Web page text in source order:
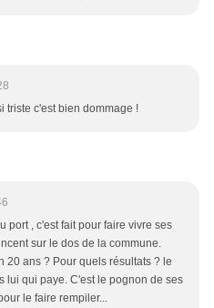
triste c'est bien dommage !
port , c'est fait pour faire vivre ses
sur le dos de la commune.
20 ans ? Pour quels résultats ? le
lui qui paye. C'est le pognon de ses
le faire rempiler...